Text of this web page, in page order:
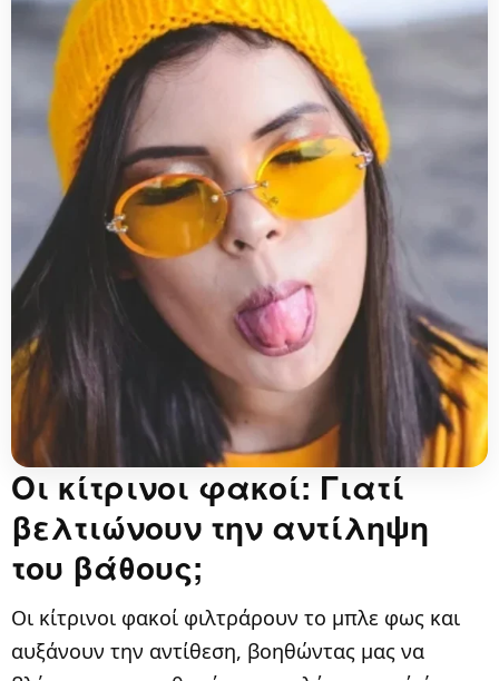
Οι κίτρινοι φακοί: Γιατί
βελτιώνουν την αντίληψη
του βάθους;
Οι κίτρινοι φακοί φιλτράρουν το μπλε φως και
αυξάνουν την αντίθεση, βοηθώντας μας να